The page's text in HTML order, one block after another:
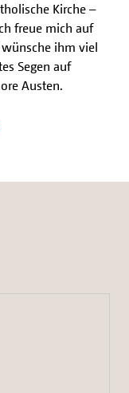
Kirche –
freue mich auf
ihm viel
Segen auf
Austen.